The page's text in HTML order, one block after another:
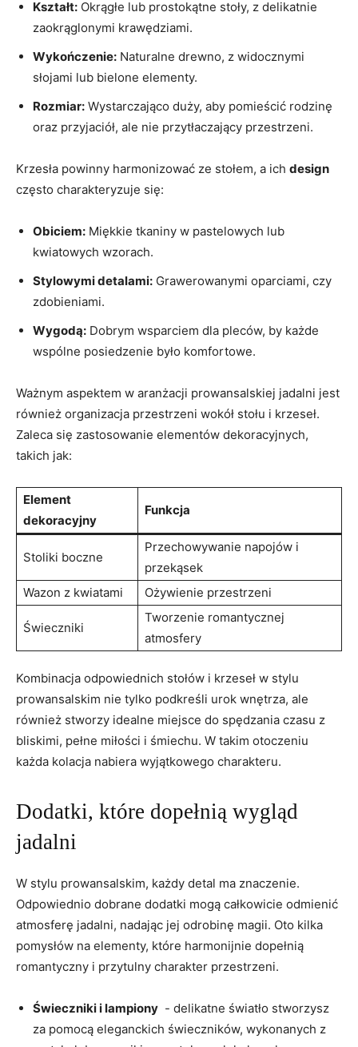
Kształt: Okrągłe lub prostokątne stoły, z delikatnie⁢
zaokrąglonymi krawędziami.
Wykończenie: Naturalne ⁢drewno,‌ z ⁤widocznymi
słojami lub bielone ⁤elementy.
Rozmiar: Wystarczająco duży, aby pomieścić rodzinę
oraz przyjaciół, ale nie przytłaczający przestrzeni.
Krzesła powinny⁣ harmonizować ze stołem, a‌ ich design
często ⁤charakteryzuje się:
Obiciem: Miękkie‌ tkaniny w​ pastelowych‌ lub
kwiatowych wzorach.
Stylowymi detalami: Grawerowanymi⁢ oparciami, czy
⁤zdobieniami.
Wygodą: Dobrym wsparciem dla pleców, ⁤by​ każde
wspólne posiedzenie było ​komfortowe.
Ważnym aspektem w aranżacji prowansalskiej jadalni jest
również‌ organizacja ⁣przestrzeni wokół stołu ⁢i krzeseł.
Zaleca się ⁣zastosowanie elementów ⁢dekoracyjnych,
takich ⁣jak:
Element‍
dekoracyjny
Funkcja
Stoliki boczne
Przechowywanie napojów‍ i⁣
przekąsek
Wazon ​z kwiatami
Ożywienie​ przestrzeni
Świeczniki
Tworzenie romantycznej⁤
atmosfery
Kombinacja odpowiednich stołów i krzeseł w stylu
prowansalskim nie tylko podkreśli urok wnętrza, ale
również stworzy ⁢idealne miejsce do spędzania ‍czasu z
‍bliskimi,‍ pełne miłości i śmiechu. W takim otoczeniu
każda kolacja nabiera wyjątkowego charakteru.
Dodatki, które ‌dopełnią wygląd
‌jadalni
W stylu prowansalskim,⁢ każdy⁢ detal ma znaczenie.
Odpowiednio dobrane dodatki mogą całkowicie⁢ odmienić
atmosferę jadalni, nadając jej odrobinę magii. Oto kilka
pomysłów ⁣na elementy, ⁢które ⁣harmonijnie ‌dopełnią
romantyczny i przytulny charakter przestrzeni.
Świeczniki i lampiony ‍ -‌ delikatne światło stworzysz
za pomocą eleganckich świeczników, wykonanych ⁤z